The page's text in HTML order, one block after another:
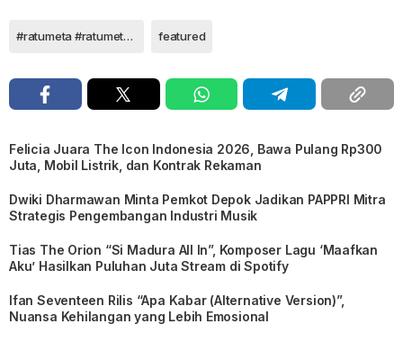
#ratumeta #ratumetanagaswara #rahayukertawiguna #nagaswara featured
Felicia Juara The Icon Indonesia 2026, Bawa Pulang Rp300
Juta, Mobil Listrik, dan Kontrak Rekaman
Dwiki Dharmawan Minta Pemkot Depok Jadikan PAPPRI Mitra
Strategis Pengembangan Industri Musik
Tias The Orion “Si Madura All In”, Komposer Lagu ‘Maafkan
Aku’ Hasilkan Puluhan Juta Stream di Spotify
Ifan Seventeen Rilis “Apa Kabar (Alternative Version)”,
Nuansa Kehilangan yang Lebih Emosional